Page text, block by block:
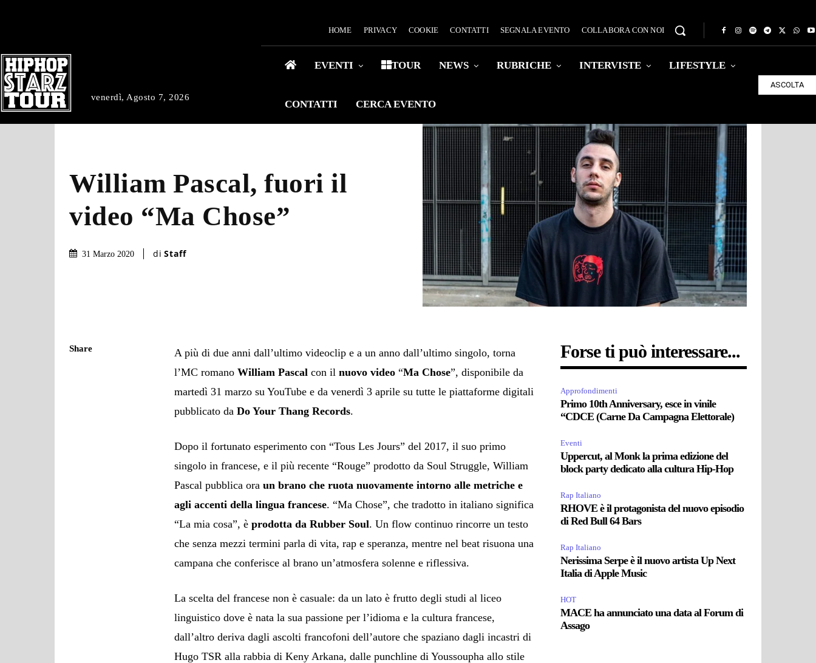
venerdì, Agosto 7, 2026
HOME PRIVACY COOKIE CONTATTI SEGNALA EVENTO COLLABORA CON NOI
EVENTI TOUR NEWS RUBRICHE INTERVISTE LIFESTYLE
CONTATTI CERCA EVENTO
ASCOLTA
William Pascal, fuori il
video “Ma Chose”
31 Marzo 2020 di Staff
Share
A più di due anni dall’ultimo videoclip e a un anno dall’ultimo singolo, torna
l’MC romanoWilliam Pascal con ilnuovo video “Ma Chose”, disponibile da
martedì 31 marzo su YouTube e da venerdì 3 aprile su tutte le piattaforme digitali
pubblicato daDo Your Thang Records.
Dopo il fortunato esperimento con “Tous Les Jours” del 2017, il suo primo
singolo in francese, e il più recente “Rouge” prodotto da Soul Struggle, William
Pascal pubblica oraun brano che ruota nuovamente intorno alle metriche e
agli accenti della lingua francese. “Ma Chose”, che tradotto in italiano significa
“La mia cosa”, èprodotta da Rubber Soul. Un flow continuo rincorre un testo
che senza mezzi termini parla di vita, rap e speranza, mentre nel beat risuona una
campana che conferisce al brano un’atmosfera solenne e riflessiva.
La scelta del francese non è casuale: da un lato è frutto degli studi al liceo
linguistico dove è nata la sua passione per l’idioma e la cultura francese,
dall’altro deriva dagli ascolti francofoni dell’autore che spaziano dagli incastri di
Hugo TSR alla rabbia di Keny Arkana, dalle punchline di Youssoupha allo stile
Forse ti può interessare...
Approfondimenti
Primo 10th Anniversary, esce in vinile
“CDCE (Carne Da Campagna Elettorale)
Eventi
Uppercut, al Monk la prima edizione del
block party dedicato alla cultura Hip-Hop
Rap Italiano
RHOVE è il protagonista del nuovo episodio
di Red Bull 64 Bars
Rap Italiano
Nerissima Serpe è il nuovo artista Up Next
Italia di Apple Music
HOT
MACE ha annunciato una data al Forum di
Assago